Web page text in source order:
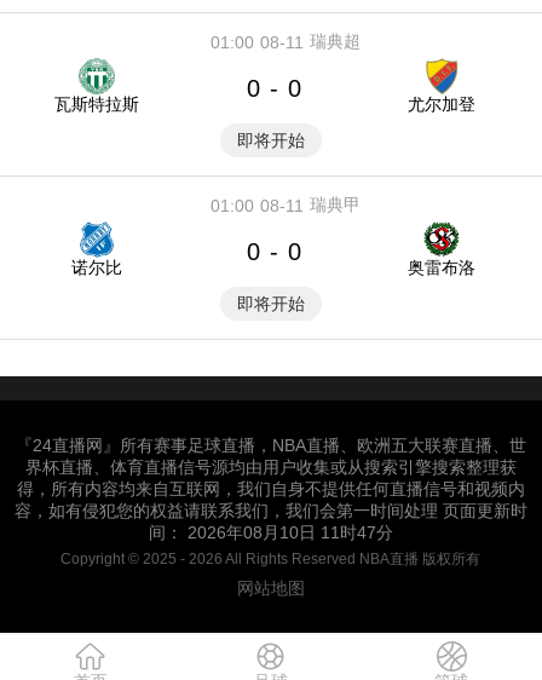
08-11
01:00 瑞典超
瓦斯特拉斯
0 - 0
尤尔加登
即将开始
08-11
01:00 瑞典甲
诺尔比
0 - 0
奥雷布洛
即将开始
『24直播网』所有赛事足球直播，NBA直播、欧洲五大联赛直播、世
界杯直播、体育直播信号源均由用户收集或从搜索引擎搜索整理获
得，所有内容均来自互联网，我们自身不提供任何直播信号和视频内
容，如有侵犯您的权益请联系我们，我们会第一时间处理 页面更新时
间： 2026年08月10日 11时47分
Copyright © 2025 - 2026 All Rights Reserved NBA直播 版权所有
网站地图